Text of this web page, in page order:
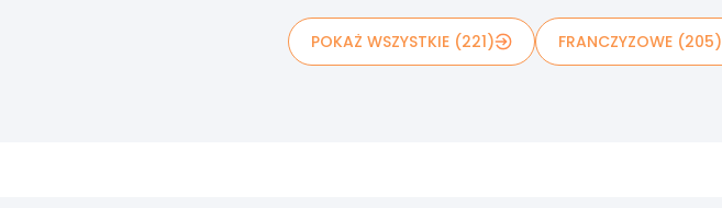
POKAŻ WSZYSTKIE (221) FRANCZYZOWE (205)